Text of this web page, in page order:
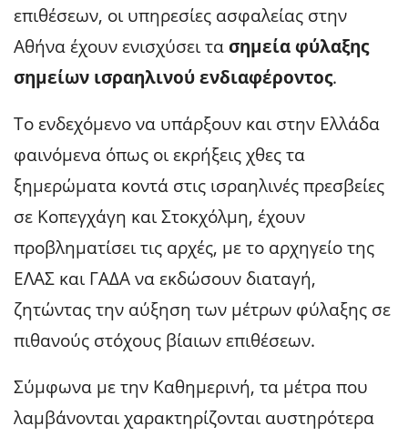
επιθέσεων, οι υπηρεσίες ασφαλείας στην
Αθήνα έχουν ενισχύσει τασημεία φύλαξης
σημείων ισραηλινού ενδιαφέροντος.
Το ενδεχόμενο να υπάρξουν και στην Ελλάδα
φαινόμενα όπως οι εκρήξεις χθες τα
ξημερώματα κοντά στις ισραηλινές πρεσβείες
σε Κοπεγχάγη και Στοκχόλμη, έχουν
προβληματίσει τις αρχές, με το αρχηγείο της
ΕΛΑΣ και ΓΑΔΑ να εκδώσουν διαταγή,
ζητώντας την αύξηση των μέτρων φύλαξης σε
πιθανούς στόχους βίαιων επιθέσεων.
Σύμφωνα με την Καθημερινή, τα μέτρα που
λαμβάνονται χαρακτηρίζονται αυστηρότερα